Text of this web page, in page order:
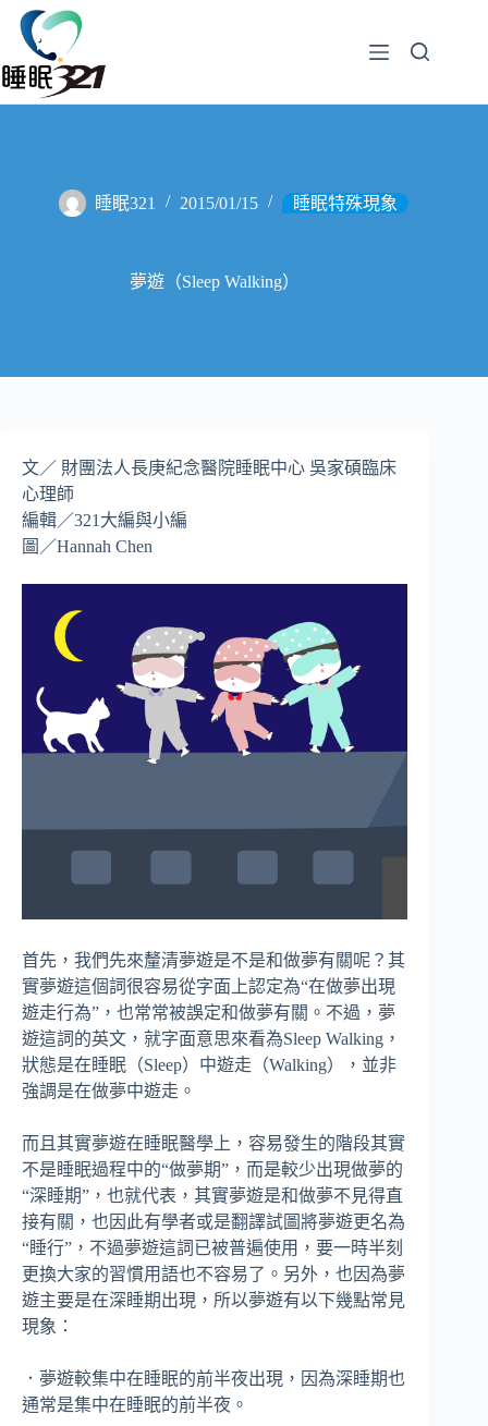
睡眠321 2015/01/15 睡眠特殊現象
夢遊（Sleep Walking）
文／ 財團法人長庚紀念醫院睡眠中心 吳家碩臨床
心理師
編輯／321大編與小編
圖／Hannah Chen
首先，我們先來釐清夢遊是不是和做夢有關呢？其
實夢遊這個詞很容易從字面上認定為“在做夢出現
遊走行為”，也常常被誤定和做夢有關。不過，夢
遊這詞的英文，就字面意思來看為Sleep Walking，
狀態是在睡眠（Sleep）中遊走（Walking），並非
強調是在做夢中遊走。
而且其實夢遊在睡眠醫學上，容易發生的階段其實
不是睡眠過程中的“做夢期”，而是較少出現做夢的
“深睡期”，也就代表，其實夢遊是和做夢不見得直
接有關，也因此有學者或是翻譯試圖將夢遊更名為
“睡行”，不過夢遊這詞已被普遍使用，要一時半刻
更換大家的習慣用語也不容易了。另外，也因為夢
遊主要是在深睡期出現，所以夢遊有以下幾點常見
現象：
．夢遊較集中在睡眠的前半夜出現，因為深睡期也
通常是集中在睡眠的前半夜。